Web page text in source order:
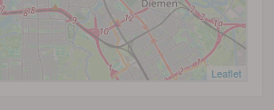
Leaflet